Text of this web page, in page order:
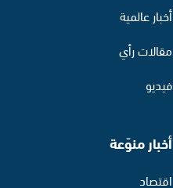
أخبار عالمية
مقالات رأي
فيديو
أخبار منوّعة
اقتصاد